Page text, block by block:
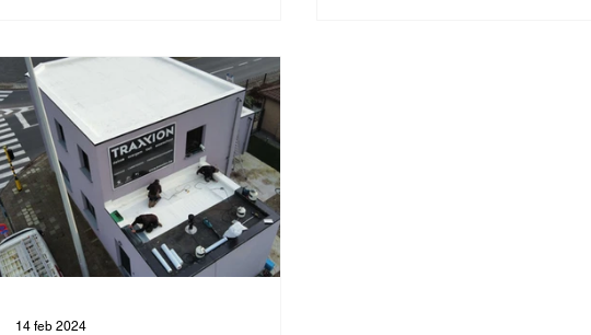
14 feb 2024